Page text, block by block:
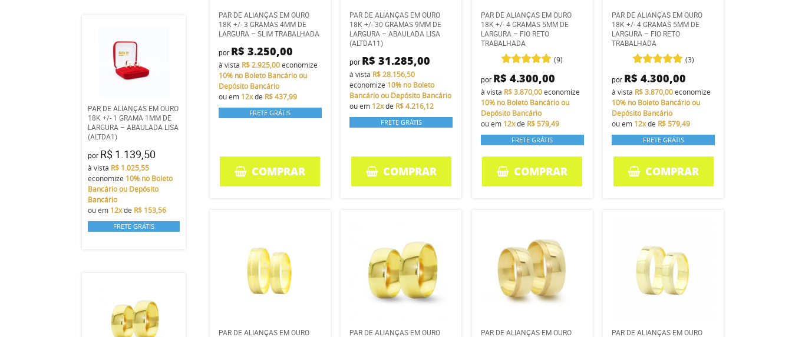
PAR DE ALIANÇAS EM OURO
18K +/- 1 GRAMA 1MM DE
LARGURA – ABAULADA LISA
(ALTDA1)
por R$ 1.139,50
à vista R$ 1.025,55
economize 10% no Boleto
Bancário ou Depósito
Bancário
ou em 12xde R$ 153,56
FRETE GRÁTIS
PAR DE ALIANÇAS EM OURO
18K +/- 3 GRAMAS 4MM DE
LARGURA – SLIM TRABALHADA
por R$ 3.250,00
à vista R$ 2.925,00economize
10% no Boleto Bancário ou
Depósito Bancário
ou em 12xde R$ 437,99
FRETE GRÁTIS
COMPRAR
PAR DE ALIANÇAS EM OURO
18K +/- 30 GRAMAS 9MM DE
LARGURA – ABAULADA LISA
(ALTDA11)
por R$ 31.285,00
à vista R$ 28.156,50
economize 10% no Boleto
Bancário ou Depósito Bancário
ou em 12xde R$ 4.216,12
FRETE GRÁTIS
COMPRAR
PAR DE ALIANÇAS EM OURO
18K +/- 4 GRAMAS 5MM DE
LARGURA – FIO RETO
TRABALHADA
(9)
por R$ 4.300,00
à vista R$ 3.870,00economize
10% no Boleto Bancário ou
Depósito Bancário
ou em 12xde R$ 579,49
FRETE GRÁTIS
COMPRAR
PAR DE ALIANÇAS EM OURO
18K +/- 4 GRAMAS 5MM DE
LARGURA – FIO RETO
TRABALHADA
(3)
por R$ 4.300,00
à vista R$ 3.870,00economize
10% no Boleto Bancário ou
Depósito Bancário
ou em 12xde R$ 579,49
FRETE GRÁTIS
COMPRAR
PAR DE ALIANÇAS EM OURO
PAR DE ALIANÇAS EM OURO
PAR DE ALIANÇAS EM OURO
PAR DE ALIANÇAS EM OURO